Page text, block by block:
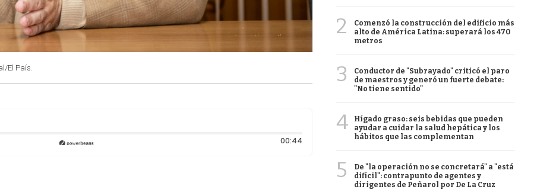
El País.
00:44Duración: 44 segundos
2
Comenzó la construcción del edificio más
alto de América Latina: superará los 470
metros
3
Conductor de "Subrayado" criticó el paro
de maestros y generó un fuerte debate:
"No tiene sentido"
4
Hígado graso: seis bebidas que pueden
ayudar a cuidar la salud hepática y los
hábitos que las complementan
5
De "la operación no se concretará" a "está
difícil": contrapunto de agentes y
dirigentes de Peñarol por De La Cruz